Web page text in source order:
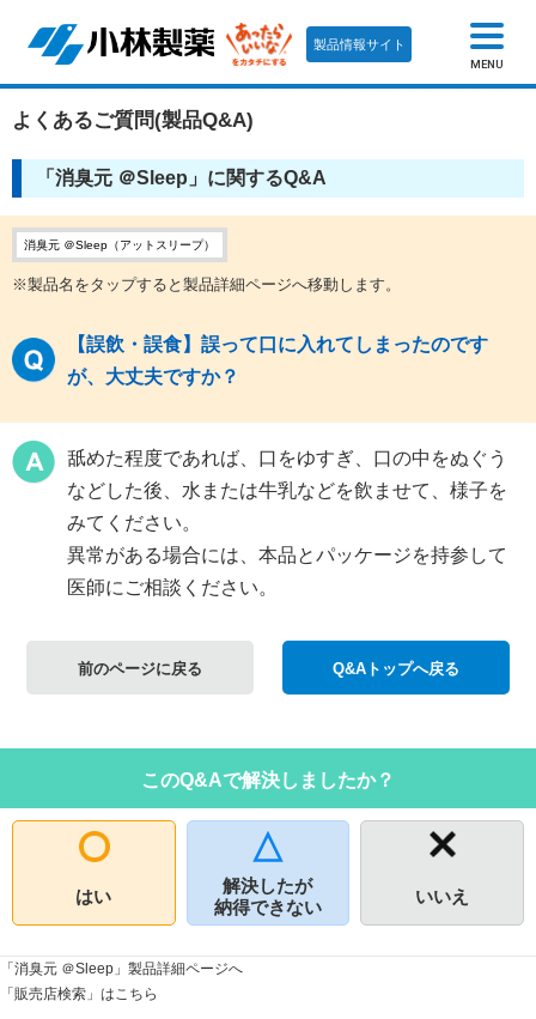
製品情報サイト
MENU
よくあるご質問(製品Q&A)
「消臭元 ＠Sleep」に関するQ&A
消臭元 ＠Sleep（アットスリープ）
※製品名をタップすると製品詳細ページへ移動します。
【誤飲・誤食】誤って口に入れてしまったのです
が、大丈夫ですか？
舐めた程度であれば、口をゆすぎ、口の中をぬぐう
などした後、水または牛乳などを飲ませて、様子を
みてください。
異常がある場合には、本品とパッケージを持参して
医師にご相談ください。
前のページに戻る Q&Aトップへ戻る
このQ&Aで解決しましたか？
はい
解決したが
納得できない
いいえ
「消臭元 ＠Sleep」製品詳細ページへ
「販売店検索」はこちら